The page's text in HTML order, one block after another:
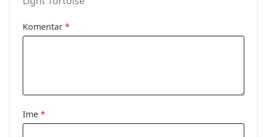
čišćenje:
Kategorija:
Dioptrijske naočale
Komentar *
Ime *